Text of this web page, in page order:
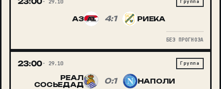
АЗ 4:1 РИЕКА
БЕЗ ПРОГНОЗА
23:00 29.10 Группа
РЕАЛ
СОСЬЕДАД
0:1 НАПОЛИ